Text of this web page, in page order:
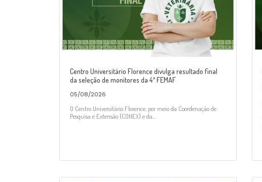
Centro Universitário Florence divulga resultado final
da seleção de monitores da 4ª FEMAF
05/08/2026
O Centro Universitário Florence, por meio da Coordenação de
Pesquisa e Extensão (CONEX) e da...